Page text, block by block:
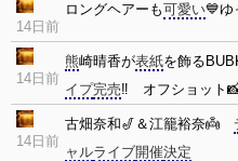
14日前
ロングヘアーも可愛い💙ゆ
14日前
熊崎晴香が表紙を飾る
イプ完売‼️ オフショット
14日前
古畑奈和🎷＆江籠裕奈👼
ャルライブ開催決定